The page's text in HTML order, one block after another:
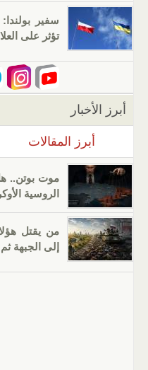
سفير
تؤثر على
أبرز الأخبار
أبرز المقالات
موت بوتن..
الروسية
من يقتل
إلى الجبهة